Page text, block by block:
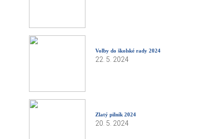
Volby do školské rady 2024
22. 5. 2024
Zlatý pilník 2024
20. 5. 2024